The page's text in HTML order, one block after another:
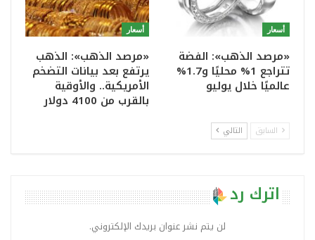
أسعار
«مرصد الذهب»: الفضة
تتراجع 1% محليًا و1.7%
عالميًا خلال يوليو
أسعار
«مرصد الذهب»: الذهب
يرتفع بعد بيانات التضخم
الأمريكية.. والأوقية
بالقرب من 4100 دولار
السابق التالي
اترك رد
لن يتم نشر عنوان بريدك الإلكتروني.